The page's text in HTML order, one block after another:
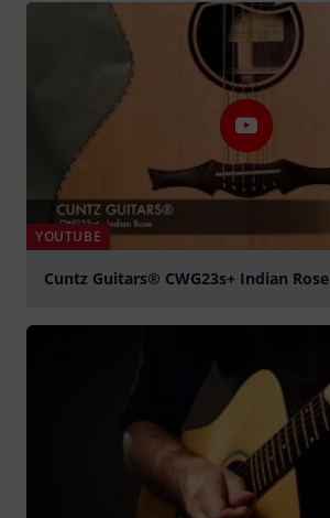
YOUTUBE
Cuntz Guitars® CWG23s+ Indian Rose